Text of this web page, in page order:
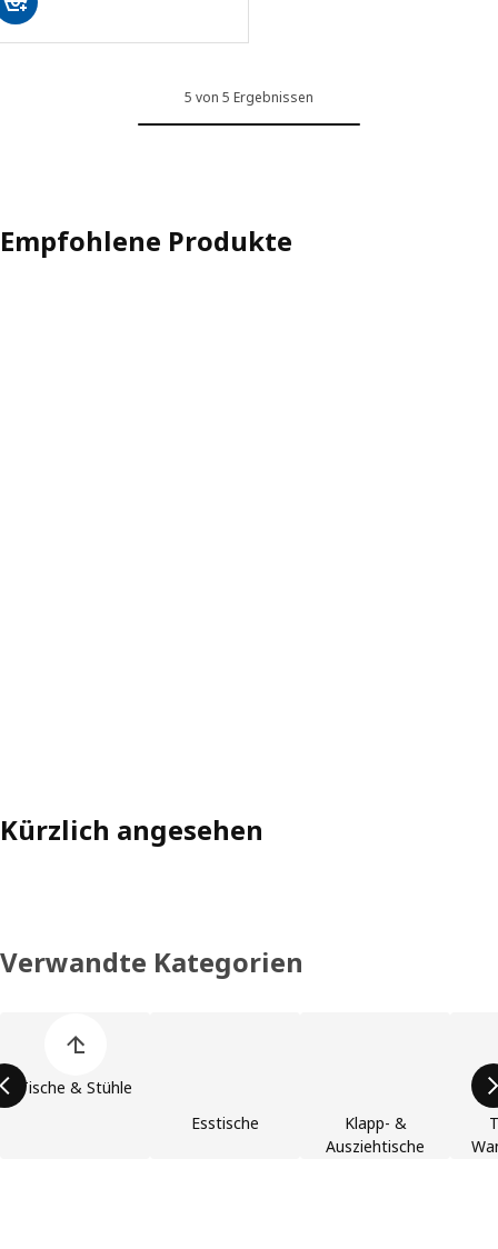
5 von 5 Ergebnissen
Empfohlene Produkte
Kürzlich angesehen
Verwandte Kategorien
Tische & Stühle
Esstische
Klapp- &
Ausziehtische